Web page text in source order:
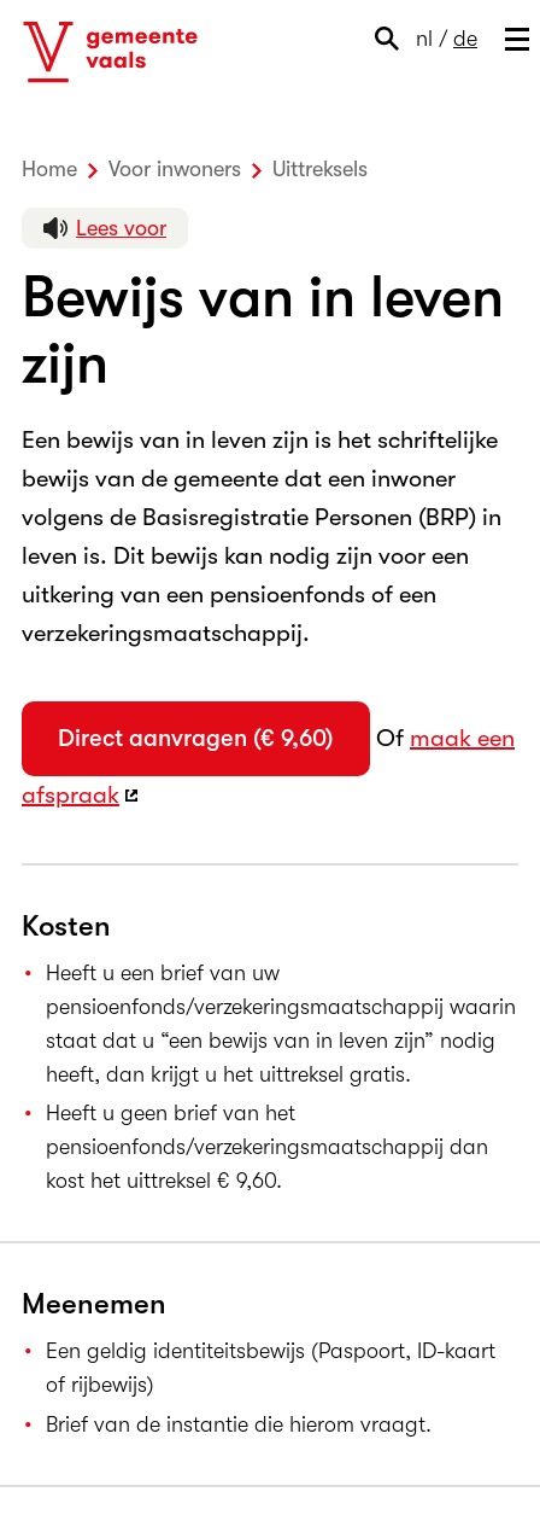
nl / de
Home Voor inwoners
Uittreksels
Lees voor
Bewijs van in leven
zijn
Een bewijs van in leven zijn is het schriftelijke
bewijs van de gemeente dat een inwoner
volgens de Basisregistratie Personen (BRP) in
leven is. Dit bewijs kan nodig zijn voor een
uitkering van een pensioenfonds of een
verzekeringsmaatschappij.
Direct aanvragen (€ 9,60) Of maak een
afspraak
Kosten
Heeft u een brief van uw
pensioenfonds/verzekeringsmaatschappij waarin
staat dat u “een bewijs van in leven zijn” nodig
heeft, dan krijgt u het uittreksel gratis.
Heeft u geen brief van het
pensioenfonds/verzekeringsmaatschappij dan
kost het uittreksel € 9,60.
Meenemen
Een geldig identiteitsbewijs (Paspoort, ID-kaart
of rijbewijs)
Brief van de instantie die hierom vraagt.